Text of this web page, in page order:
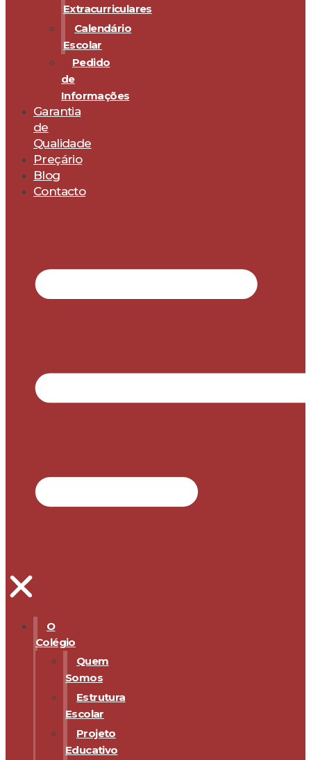
Extracurriculares
Calendário
Escolar
Pedido
de
Informações
Garantia
de
Qualidade
Preçário
Blog
Contacto
O
Colégio
Quem
Somos
Estrutura
Escolar
Projeto
Educativo